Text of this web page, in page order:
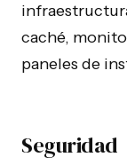
caché,
paneles de
Seguridad